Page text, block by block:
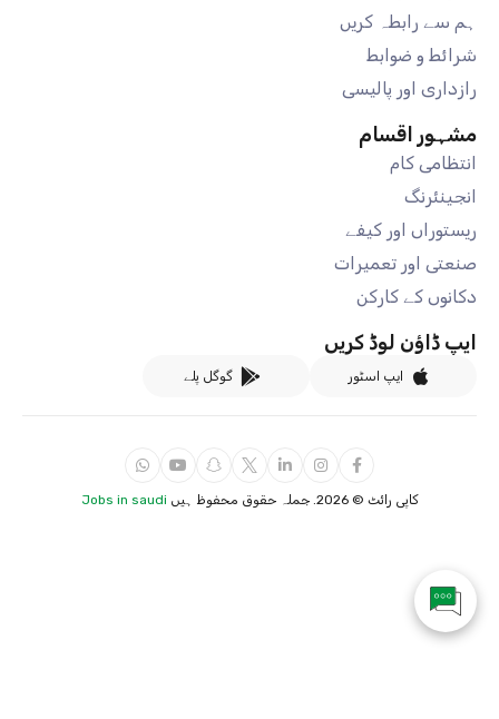
ہم سے رابطہ کریں
شرائط و ضوابط
رازداری اور پالیسی
مشہور اقسام
انتظامی کام
انجینئرنگ
ریستوراں اور کیفے
صنعتی اور تعمیرات
دکانوں کے کارکن
ایپ ڈاؤن لوڈ کریں
ایپ اسٹور گوگل پلے
کاپی رائٹ ©2026. جملہ حقوق محفوظ ہیں Jobs in saudi